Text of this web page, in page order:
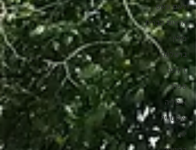
לאס וגאס
ארצות הברית
פולין
ברצלונה
ז'ירונה
ספרד
איטליה
אוסטריה
יוון